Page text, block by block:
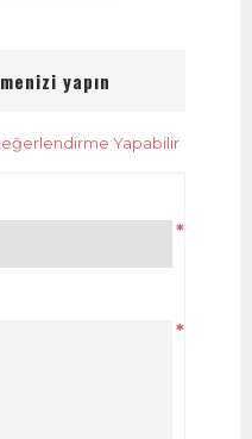
yapın
Yapabilir
*
*